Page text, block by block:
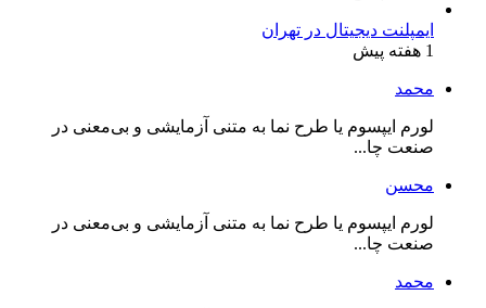
ایمپلنت دیجیتال در تهران
1 هفته پیش
محمد
لورم ایپسوم یا طرح‌ نما به متنی آزمایشی و بی‌معنی در
صنعت چا...
محسن
لورم ایپسوم یا طرح‌ نما به متنی آزمایشی و بی‌معنی در
صنعت چا...
محمد